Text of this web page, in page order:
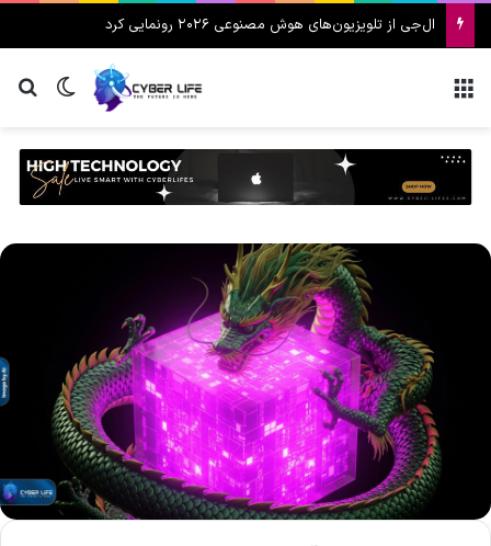
ال‌جی از تلویزیون‌های هوش مصنوعی ۲۰۲۶ رونمایی کرد
تغییر